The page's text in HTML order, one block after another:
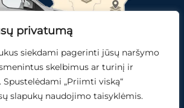
privatumą
siekdami pagerinti jūsų naršymo
skelbimus ar turinį ir
„Priimti viską“
slapukų naudojimo taisyklėmis.
Gauti pasiūlymą